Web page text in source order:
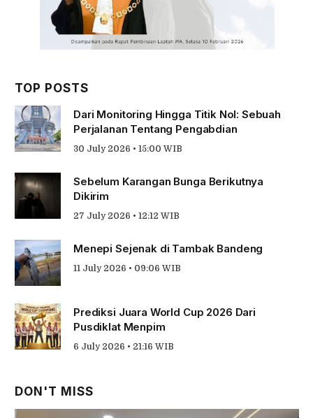
TOP POSTS
Dari Monitoring Hingga Titik Nol: Sebuah
Perjalanan Tentang Pengabdian
30 July 2026 • 15:00 WIB
Sebelum Karangan Bunga Berikutnya
Dikirim
27 July 2026 • 12:12 WIB
Menepi Sejenak di Tambak Bandeng
11 July 2026 • 09:06 WIB
Prediksi Juara World Cup 2026 Dari
Pusdiklat Menpim
6 July 2026 • 21:16 WIB
DON'T MISS